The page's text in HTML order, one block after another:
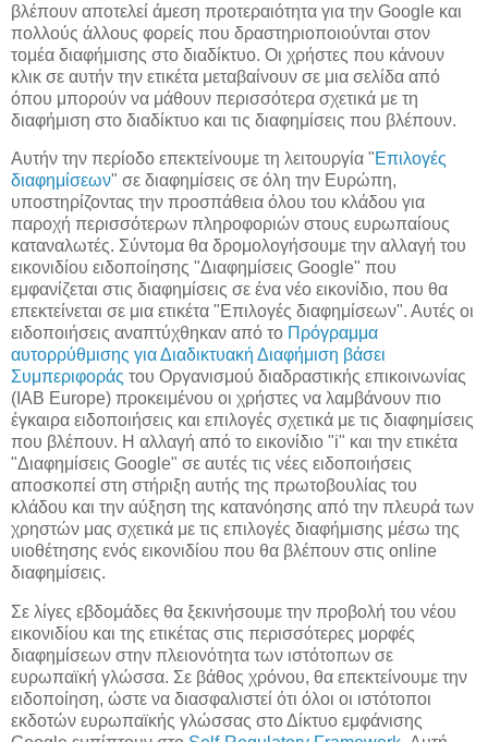
βλέπουν αποτελεί άμεση προτεραιότητα για την Google και
πολλούς άλλους φορείς που δραστηριοποιούνται στον
τομέα διαφήμισης στο διαδίκτυο. Οι χρήστες που κάνουν
κλικ σε αυτήν την ετικέτα μεταβαίνουν σε μια σελίδα από
όπου μπορούν να μάθουν περισσότερα σχετικά με τη
διαφήμιση στο διαδίκτυο και τις διαφημίσεις που βλέπουν.
Αυτήν την περίοδο επεκτείνουμε τη λειτουργία "Επιλογές
διαφημίσεων" σε διαφημίσεις σε όλη την Ευρώπη,
υποστηρίζοντας την προσπάθεια όλου του κλάδου για
παροχή περισσότερων πληροφοριών στους ευρωπαίους
καταναλωτές. Σύντομα θα δρομολογήσουμε την αλλαγή του
εικονιδίου ειδοποίησης "Διαφημίσεις Google" που
εμφανίζεται στις διαφημίσεις σε ένα νέο εικονίδιο, που θα
επεκτείνεται σε μια ετικέτα "Επιλογές διαφημίσεων". Αυτές οι
ειδοποιήσεις αναπτύχθηκαν από το Πρόγραμμα
αυτορρύθμισης για Διαδικτυακή Διαφήμιση βάσει
Συμπεριφοράς του Οργανισμού διαδραστικής επικοινωνίας
(IAB Europe) προκειμένου οι χρήστες να λαμβάνουν πιο
έγκαιρα ειδοποιήσεις και επιλογές σχετικά με τις διαφημίσεις
που βλέπουν. Η αλλαγή από το εικονίδιο "i" και την ετικέτα
"Διαφημίσεις Google" σε αυτές τις νέες ειδοποιήσεις
αποσκοπεί στη στήριξη αυτής της πρωτοβουλίας του
κλάδου και την αύξηση της κατανόησης από την πλευρά των
χρηστών μας σχετικά με τις επιλογές διαφήμισης μέσω της
υιοθέτησης ενός εικονιδίου που θα βλέπουν στις online
διαφημίσεις.
Σε λίγες εβδομάδες θα ξεκινήσουμε την προβολή του νέου
εικονιδίου και της ετικέτας στις περισσότερες μορφές
διαφημίσεων στην πλειονότητα των ιστότοπων σε
ευρωπαϊκή γλώσσα. Σε βάθος χρόνου, θα επεκτείνουμε την
ειδοποίηση, ώστε να διασφαλιστεί ότι όλοι οι ιστότοποι
εκδοτών ευρωπαϊκής γλώσσας στο Δίκτυο εμφάνισης